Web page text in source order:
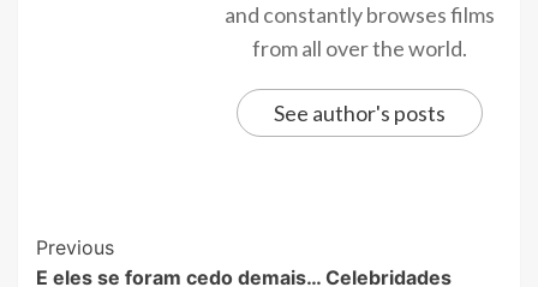
and constantly browses films
from all over the world.
See author's posts
Previous
E eles se foram cedo demais… Celebridades